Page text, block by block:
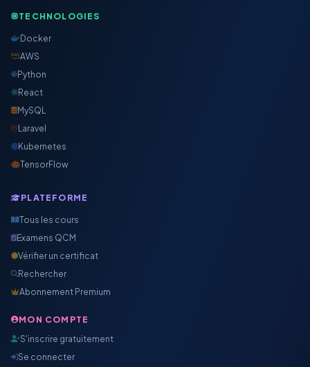
TECHNOLOGIES
Docker
AWS
Python
React
MySQL
Laravel
Kubernetes
TensorFlow
PLATEFORME
Tous les cours
Examens QCM
Vérifier un certificat
Rechercher
Abonnement Premium
MON COMPTE
S'inscrire gratuitement
Se connecter